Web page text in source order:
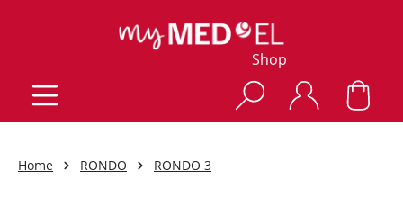
Shop
Home RONDO RONDO 3